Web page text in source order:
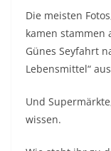
Die meisten
kamen stammen
Günes Seyfahrt
Lebensmittel“
Und
wissen.